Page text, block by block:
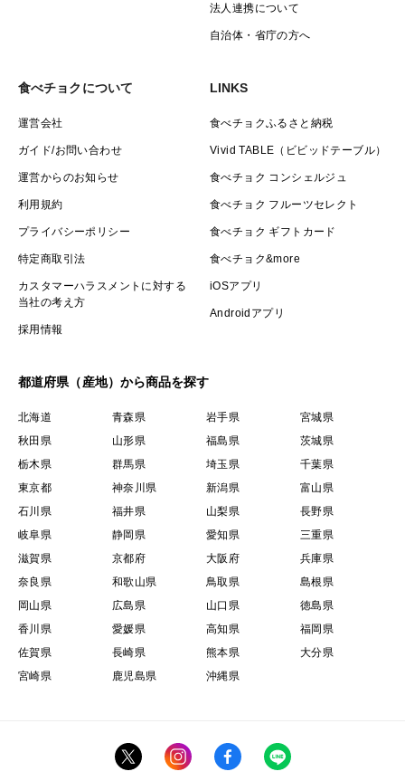
法人連携について
自治体・省庁の方へ
食べチョクについて
運営会社
ガイド/お問い合わせ
運営からのお知らせ
利用規約
プライバシーポリシー
特定商取引法
カスタマーハラスメントに対する
当社の考え方
採用情報
LINKS
食べチョクふるさと納税
Vivid TABLE（ビビッドテーブル）
食べチョク コンシェルジュ
食べチョク フルーツセレクト
食べチョク ギフトカード
食べチョク&more
iOSアプリ
Androidアプリ
都道府県（産地）から商品を探す
北海道 青森県 岩手県
宮城県
秋田県
山形県 福島県
茨城県
栃木県
群馬県 埼玉県
千葉県
東京都
神奈川県 新潟県
富山県
石川県
福井県 山梨県
長野県
岐阜県
静岡県 愛知県
三重県
滋賀県
京都府 大阪府
兵庫県
奈良県
和歌山県 鳥取県
島根県
岡山県
広島県 山口県
徳島県
香川県
愛媛県 高知県
福岡県
佐賀県
長崎県 熊本県
大分県
宮崎県
鹿児島県 沖縄県